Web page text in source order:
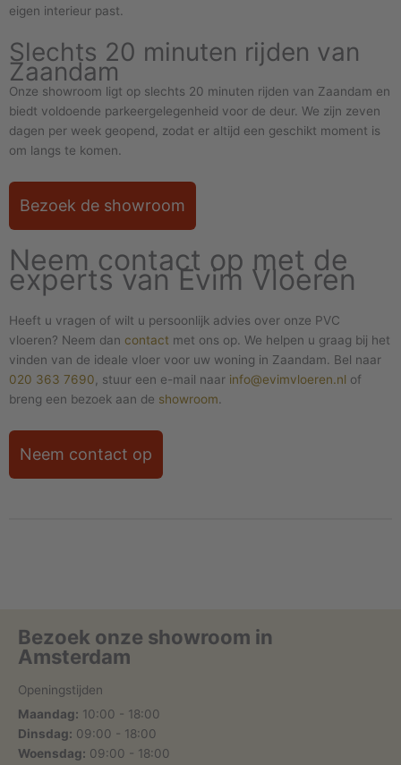
eigen interieur past.
Slechts 20 minuten rijden van
Zaandam
Onze showroom ligt op slechts 20 minuten rijden van Zaandam en
biedt voldoende parkeergelegenheid voor de deur. We zijn zeven
dagen per week geopend, zodat er altijd een geschikt moment is
om langs te komen.
Bezoek de showroom
Neem contact op met de
experts van Evim Vloeren
Heeft u vragen of wilt u persoonlijk advies over onze PVC
vloeren? Neem dan contact met ons op. We helpen u graag bij het
vinden van de ideale vloer voor uw woning in Zaandam. Bel naar
020 363 7690 , stuur een e-mail naar info@evimvloeren.nl of
breng een bezoek aan de showroom
Neem contact op
Bezoek onze showroom in
Amsterdam
Openingstijden
Maandag: 10:00 - 18:00
Dinsdag: 09:00 - 18:00
Woensdag: 09:00 - 18:00